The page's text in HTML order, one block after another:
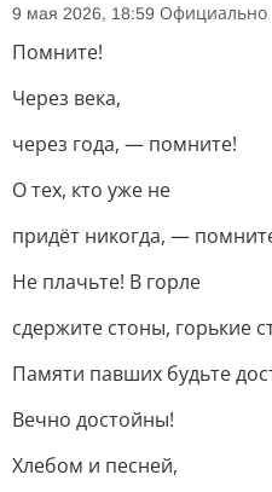
9 мая 2026, 18:59 Официально
Помните!
Через века,
через года, — помните!
О тех, кто уже не
придёт никогда, —
Не плачьте! В горле
сдержите стоны, горькие
Памяти павших будьте
Вечно достойны!
Хлебом и песней,